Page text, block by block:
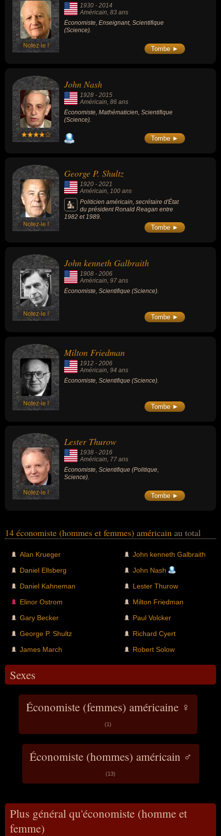
Notez-le !
1930 - 2014
Américain, 83 ans
Économiste, Enseignant, Scientifique
(Science).
Tombe ►
John Nash
1928 - 2015
Américain, 86 ans
Économiste, Mathématicien, Scientifique
(Science).
Tombe ►
Notez-le !
George P. Shultz
1920 - 2021
Américain, 100 ans
Politicien américain, secrétaire d'État
du président Ronald Reagan entre
1982 et 1989.
Tombe ►
Notez-le !
John kenneth Galbraith
1908 - 2006
Américain, 97 ans
Économiste, Scientifique (Science).
Tombe ►
Notez-le !
Milton Friedman
1912 - 2006
Américain , 94 ans
Économiste, Scientifique (Science).
Tombe ►
Notez-le !
Lester Thurow
1938 - 2016
Américain, 77 ans
Économiste, Scientifique (Politique,
Science).
Tombe ►
14 économiste (hommes et femmes) américain au total
Alan Krueger
Daniel Ellsberg
Daniel Kahneman
Elinor Ostrom
Gary Becker
George P. Shultz
James March
John kenneth Galbraith
John Nash
Lester Thurow
Milton Friedman
Paul Volcker
Richard Cyert
Robert Solow
Sexes
Économiste (femmes) américaine ♀
(1)
Économiste (hommes) américain ♂
(13)
Plus général qu'économiste (homme et
femme)